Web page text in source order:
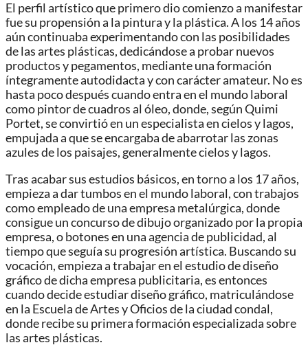
El perfil artístico que primero dio comienzo a manifestar
fue su propensión a la pintura y la plástica. A los 14 años
aún continuaba experimentando con las posibilidades
de las artes plásticas, dedicándose a probar nuevos
productos y pegamentos, mediante una formación
íntegramente autodidacta y con carácter amateur. No es
hasta poco después cuando entra en el mundo laboral
como pintor de cuadros al óleo, donde, según Quimi
Portet, se convirtió en un especialista en cielos y lagos,
empujada a que se encargaba de abarrotar las zonas
azules de los paisajes, generalmente cielos y lagos.
Tras acabar sus estudios básicos, en torno a los 17 años,
empieza a dar tumbos en el mundo laboral, con trabajos
como empleado de una empresa metalúrgica, donde
consigue un concurso de dibujo organizado por la propia
empresa, o botones en una agencia de publicidad, al
tiempo que seguía su progresión artística. Buscando su
vocación, empieza a trabajar en el estudio de diseño
gráfico de dicha empresa publicitaria, es entonces
cuando decide estudiar diseño gráfico, matriculándose
en la Escuela de Artes y Oficios de la ciudad condal,
donde recibe su primera formación especializada sobre
las artes plásticas.